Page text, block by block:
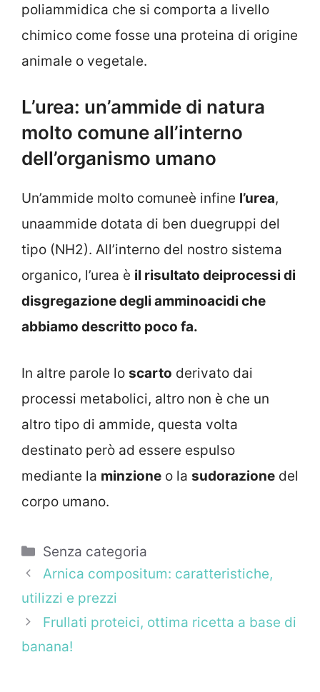
poliammidica che si comporta a livello
chimico come fosse una proteina di origine
animale o vegetale.
L’urea: un’ammide di natura
molto comune all’interno
dell’organismo umano
Un’ammide molto comuneè infine l’urea,
unaammide dotata di ben duegruppi del
tipo (NH2). All’interno del nostro sistema
organico, l’urea è il risultato deiprocessi di
disgregazione degli amminoacidi che
abbiamo descritto poco fa.
In altre parole lo scarto derivato dai
processi metabolici, altro non è che un
altro tipo di ammide, questa volta
destinato però ad essere espulso
mediante la minzione o la sudorazione del
corpo umano.
Categorie
Senza categoria
Arnica compositum: caratteristiche,
utilizzi e prezzi
Frullati proteici, ottima ricetta a base di
banana!